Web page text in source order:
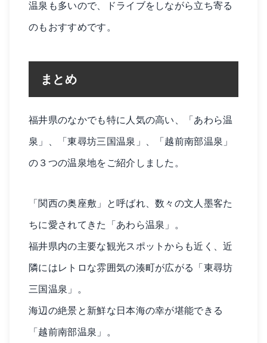
温泉も多いので、ドライブをしながら立ち寄る
のもおすすめです。
まとめ
福井県のなかでも特に人気の高い、「あわら温
泉」、「東尋坊三国温泉」、「越前南部温泉」
の３つの温泉地をご紹介しました。
「関西の奥座敷」と呼ばれ、数々の文人墨客た
ちに愛されてきた「あわら温泉」。
福井県内の主要な観光スポットからも近く、近
隣にはレトロな雰囲気の湊町が広がる「東尋坊
三国温泉」。
海辺の絶景と新鮮な日本海の幸が堪能できる
「越前南部温泉」。